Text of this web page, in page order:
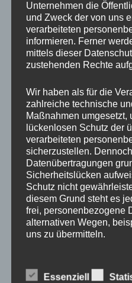
Unternehmen die
und Zweck der von uns
verarbeiteten
informieren. Ferner
mittels dieser
zustehenden Rechte
Wir haben als für die
zahlreiche technische
Maßnahmen umgesetzt,
lückenlosen Schutz der
verarbeiteten
sicherzustellen.
Datenübertragungen
Sicherheitslücken
Schutz nicht
diesem Grund steht es
frei, personenbezogene
alternativen Wegen,
uns zu übermitteln.
Essenziell